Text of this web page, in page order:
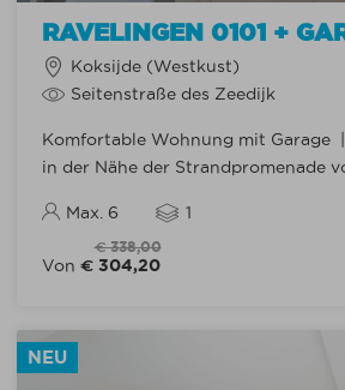
RAVELINGEN 0101 +
Koksijde (Westkust)
Seitenstraße des Zeedijk
Komfortable Wohnung mit Garage |
in der Nähe der Strandpromenade
Max. 6 1
€ 338,00
Von € 304,20
NEU